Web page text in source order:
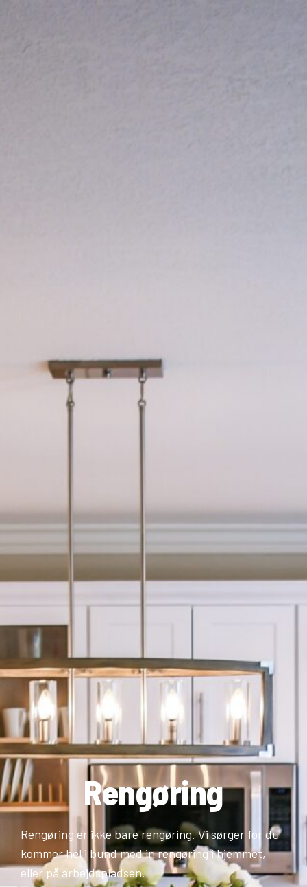
Rengøring
Rengøring er ikke bare rengøring. Vi sørger for du
kommer hel i bund med in rengøring i hjemmet,
eller på arbejdspladsen.